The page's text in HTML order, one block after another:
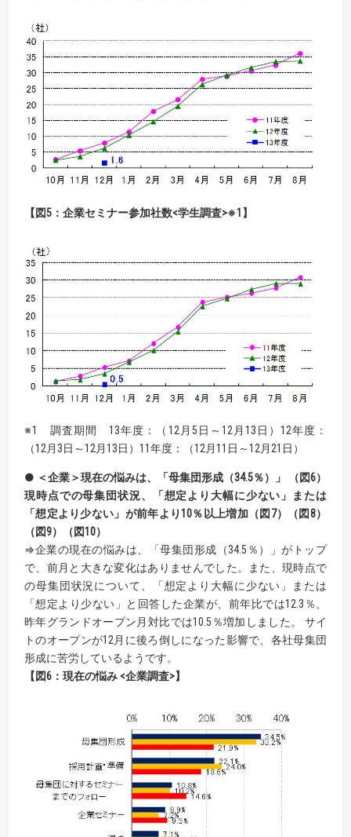
【図5：企業セミナー参加社数<学生調査>※1】
※1 調査期間 13年度：（12月5日～12月13日）12年度：
（12月3日～12月13日）11年度：（12月11日～12月21日）
● ＜企業＞現在の悩みは、「母集団形成（34.5％）」 （図6）
現時点での母集団状況、「想定より大幅に少ない」または
「想定より少ない」が前年より10％以上増加（図7）（図8）
（図9）（図10）
⇒企業の現在の悩みは、「母集団形成（34.5％）」がトップ
で、前月と大きな変化はありませんでした。また、現時点で
の母集団状況について、「想定より大幅に少ない」または
「想定より少ない」と回答した企業が、前年比では12.3％、
昨年グランドオープン月対比では10.5％増加しました。 サイ
トのオープンが12月に後ろ倒しになった影響で、各社母集団
形成に苦労しているようです。
【図6：現在の悩み <企業調査>】